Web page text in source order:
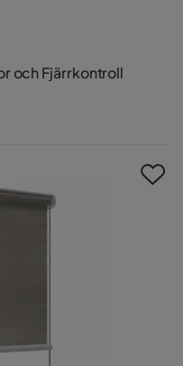
och Fjärrkontroll